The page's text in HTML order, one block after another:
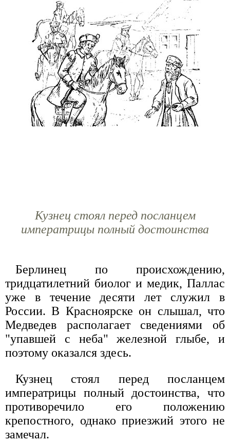
Кузнец стоял перед посланцем
императрицы полный достоинства
Берлинец по происхождению,
тридцатилетний биолог и медик, Паллас
уже в течение десяти лет служил в
России. В Красноярске он слышал, что
Медведев располагает сведениями об
"упавшей с неба" железной глыбе, и
поэтому оказался здесь.
Кузнец стоял перед посланцем
императрицы полный достоинства, что
противоречило его положению
крепостного, однако приезжий этого не
замечал.